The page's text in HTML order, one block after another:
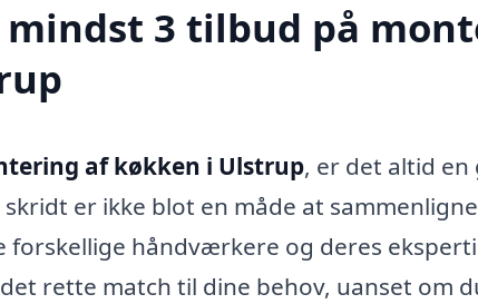
3 tilbud på
af køkken i Ulstrup, er det altid
er ikke blot en måde at
håndværkere og deres
rette match til dine behov, uanset om